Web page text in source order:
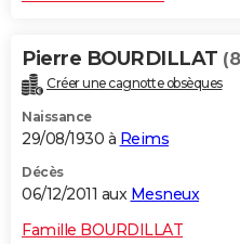
Pierre BOURDILLAT
Créer une cagnotte obsèques
Naissance
29/08/1930 à Reims
Décès
06/12/2011 aux Mesneux
Famille BOURDILLAT